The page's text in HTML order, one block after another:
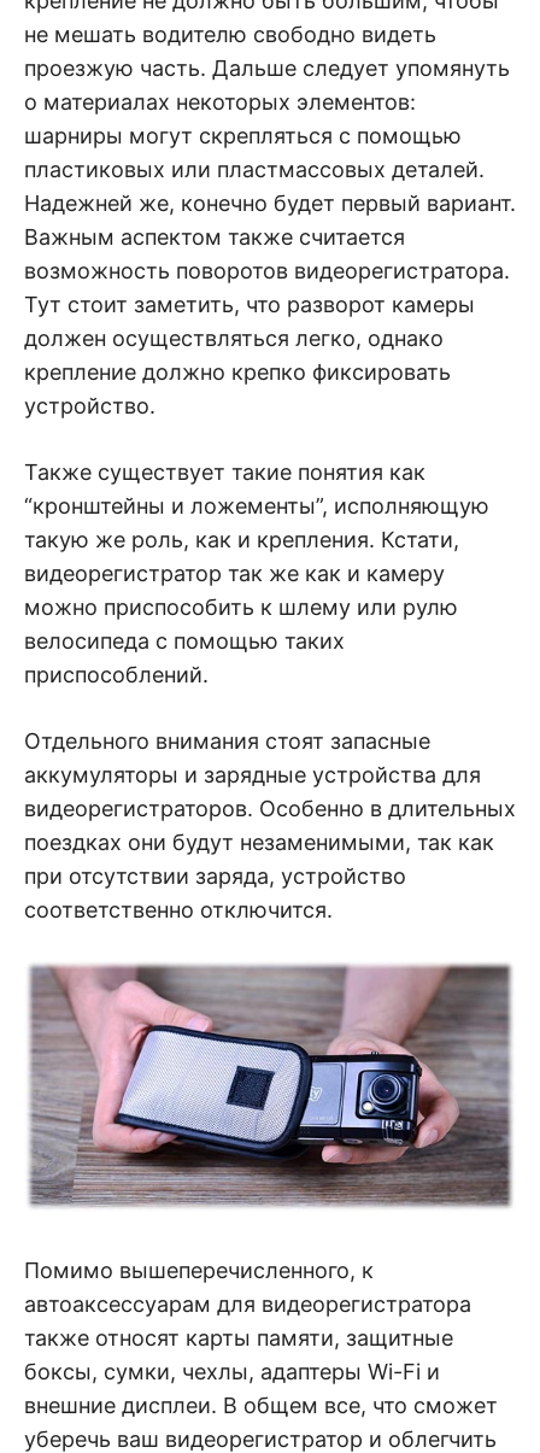
не мешать водителю свободно видеть
проезжую часть. Дальше следует упомянуть
о материалах некоторых элементов:
шарниры могут скрепляться с помощью
пластиковых или пластмассовых деталей.
Надежней же, конечно будет первый вариант.
Важным аспектом также считается
возможность поворотов видеорегистратора.
Тут стоит заметить, что разворот камеры
должен осуществляться легко, однако
крепление должно крепко фиксировать
устройство.
Также существует такие понятия как
“кронштейны и ложементы”, исполняющую
такую же роль, как и крепления. Кстати,
видеорегистратор так же как и камеру
можно приспособить к шлему или рулю
велосипеда с помощью таких
приспособлений.
Отдельного внимания стоят запасные
аккумуляторы и зарядные устройства для
видеорегистраторов. Особенно в длительных
поездках они будут незаменимыми, так как
при отсутствии заряда, устройство
соответственно отключится.
Помимо вышеперечисленного, к
автоаксессуарам для видеорегистратора
также относят карты памяти, защитные
боксы, сумки, чехлы, адаптеры Wi-Fi и
внешние дисплеи. В общем все, что сможет
уберечь ваш видеорегистратор и облегчить